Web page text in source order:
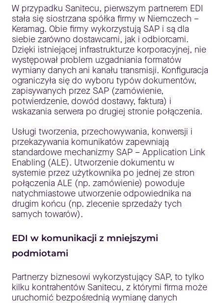
W przypadku Sanitecu, pierwszym partnerem EDI
stała się siostrzana spółka firmy w Niemczech –
Keramag. Obie firmy wykorzystują SAP i są dla
siebie zarówno dostawcami, jak i odbiorcami.
Dzięki istniejącej infrastrukturze korporacyjnej, nie
występował problem uzgadniania formatów
wymiany danych ani kanału transmisji. Konfiguracja
ograniczyła się do wyboru typów dokumentów,
zapisywanych przez SAP (zamówienie,
potwierdzenie, dowód dostawy, faktura) i
wskazania serwera po drugiej stronie połączenia.
Usługi tworzenia, przechowywania, konwersji i
przekazywania komunikatów zapewniają
standardowe mechanizmy SAP – Application Link
Enabling (ALE). Utworzenie dokumentu w
systemie przez użytkownika po jednej ze stron
połączenia ALE (np. zamówienie) powoduje
natychmiastowe utworzenie odpowiednika na
drugim końcu (np. zlecenie sprzedaży tych
samych towarów).
EDI w komunikacji z mniejszymi
podmiotami
Partnerzy biznesowi wykorzystujący SAP, to tylko
kilku kontrahentów Sanitecu, z którymi firma może
uruchomić bezpośrednią wymianę danych